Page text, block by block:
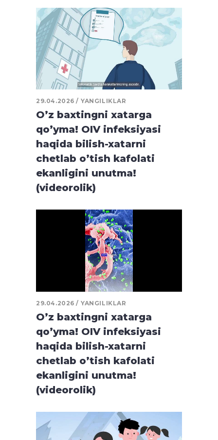
29.04.2026 YANGILIKLAR
O’z baxtingni xatarga
qo’yma! OIV infeksiyasi
haqida bilish-xatarni
chetlab o’tish kafolati
ekanligini unutma!
(videorolik)
29.04.2026 YANGILIKLAR
O’z baxtingni xatarga
qo’yma! OIV infeksiyasi
haqida bilish-xatarni
chetlab o’tish kafolati
ekanligini unutma!
(videorolik)